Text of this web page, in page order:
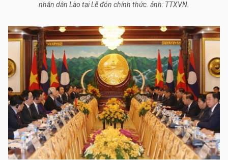
nhân dân Lào tại Lễ đón chính thức. ảnh: TTXVN.